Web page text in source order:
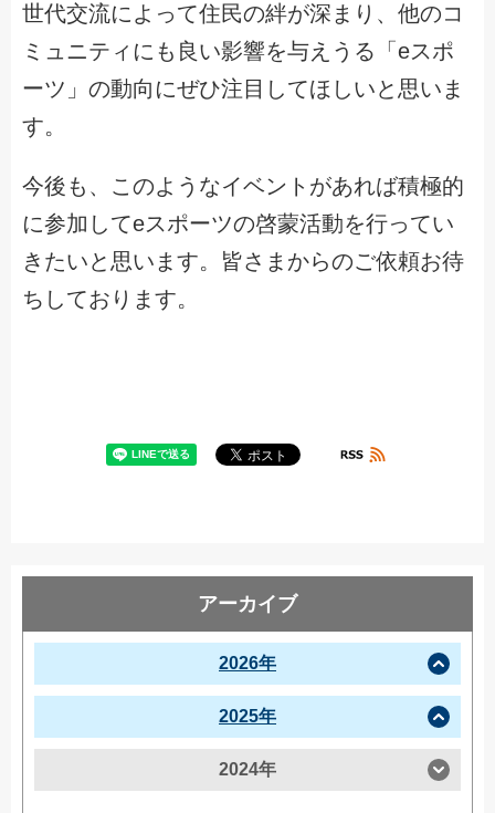
世代交流によって住民の絆が深まり、他のコ
ミュニティにも良い影響を与えうる「eスポ
ーツ」の動向にぜひ注目してほしいと思いま
す。
今後も、このようなイベントがあれば積極的
に参加してeスポーツの啓蒙活動を行ってい
きたいと思います。皆さまからのご依頼お待
ちしております。
アーカイブ
2026年
2025年
2024年